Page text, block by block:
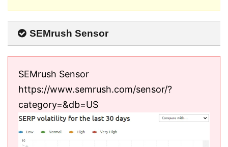
SEMrush Sensor
SEMrush Sensor
https://www.semrush.com/sensor/?
category=&db=US